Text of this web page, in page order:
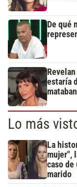
De qué
estaría
Lo más
La
mujer",
caso de
marido